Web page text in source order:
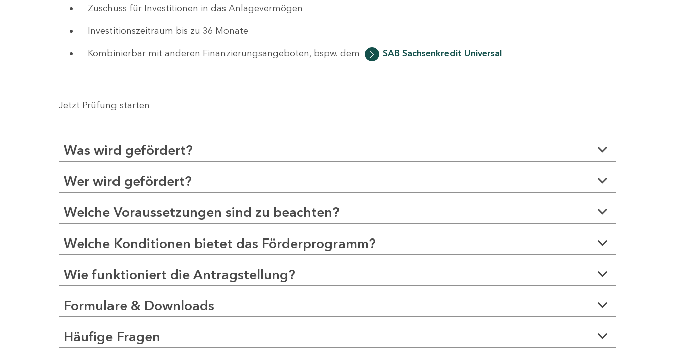
Zuschuss für Investitionen in das Anlagevermögen
Investitionszeitraum bis zu 36 Monate
Kombinierbar mit anderen Finanzierungsangeboten, bspw. dem SAB Sachsenkredit Universal
Jetzt Prüfung starten
Was wird gefördert?
Wer wird gefördert?
Welche Voraussetzungen sind zu beachten?
Welche Konditionen bietet das Förderprogramm?
Wie funktioniert die Antragstellung?
Formulare & Downloads
Häufige Fragen